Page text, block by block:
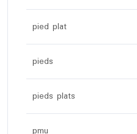
pied plat
pieds
pieds plats
pmu